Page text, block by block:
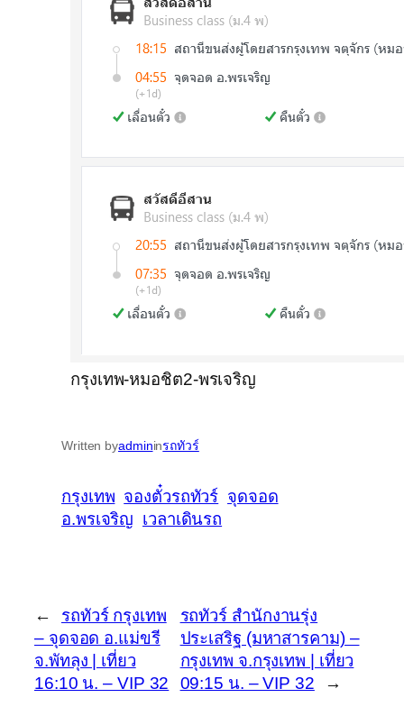
กรุงเทพ-หมอชิต2-พรเจริญ
Written byadmininรถทัวร์
กรุงเทพ จองตั๋วรถทัวร์ จุดจอด
อ.พรเจริญ เวลาเดินรถ
←
รถทัวร์ กรุงเทพ
– จุดจอด อ.แม่ขรี
จ.พัทลุง | เที่ยว
16:10 น. – VIP 32
รถทัวร์ สำนักงานรุ่ง
ประเสริฐ (มหาสารคาม) –
กรุงเทพ จ.กรุงเทพ | เที่ยว
09:15 น. – VIP 32
→